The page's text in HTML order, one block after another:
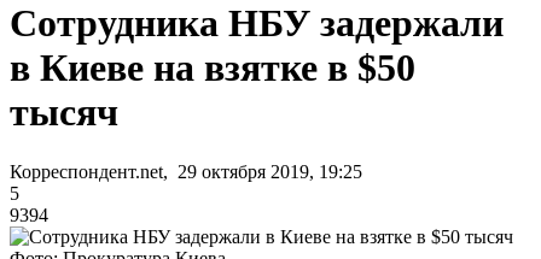
Сотрудника НБУ задержали
в Киеве на взятке в $50
тысяч
Корреспондент.net, 29 октября 2019, 19:25
5
9394